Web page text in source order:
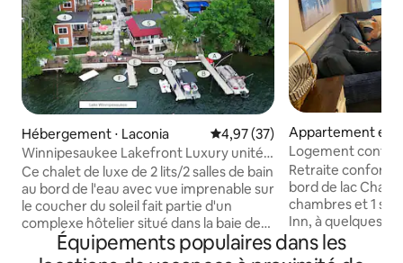
Hébergement ⋅ Laconia Évaluation moyenne sur la
4,97 (37)
Winnipesaukee Lakefront Luxury unité
#2 avec jacuzzi
Ce chalet de luxe de 2 lits/2 salles de bain
au bord de l'eau avec vue imprenable sur
le coucher du soleil fait partie d'un
complexe hôtelier situé dans la baie de
Paugus du lac Winnipesaukee. L'unité 2
se trouve au niveau 2 du parking (voir les
Appartement en
Laconia
Logement
en bord de lac à
Retraite
bord de lac
chambres et 1
Inn, à quelques
parking. Profitez
montagne, de
Équipements populaires dans les